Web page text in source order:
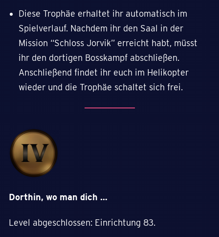
Diese Trophäe erhaltet ihr automatisch im
Spielverlauf. Nachdem ihr den Saal in der
Mission “Schloss Jorvik” erreicht habt, müsst
ihr den dortigen Bosskampf abschließen.
Anschließend findet ihr euch im Helikopter
wieder und die Trophäe schaltet sich frei.
Dorthin, wo man dich …
Level abgeschlossen: Einrichtung 83.